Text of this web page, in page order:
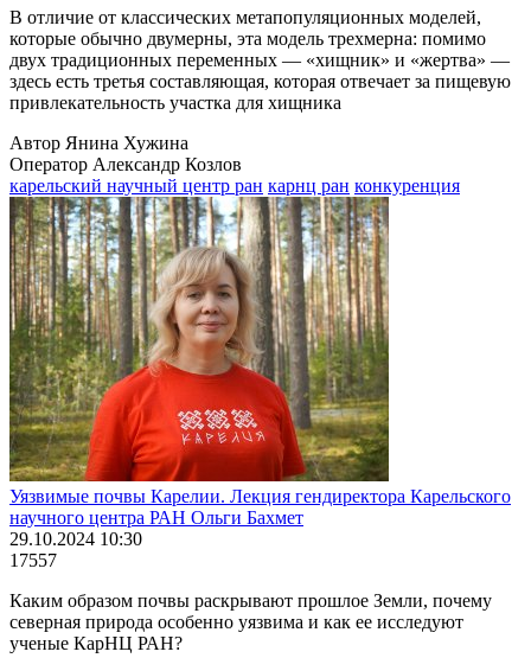
В отличие от классических метапопуляционных моделей,
которые обычно двумерны, эта модель трехмерна: помимо
двух традиционных переменных — «хищник» и «жертва» —
здесь есть третья составляющая, которая отвечает за пищевую
привлекательность участка для хищника
Автор Янина Хужина
Оператор Александр Козлов
карельский научный центр ран карнц ран конкуренция
Уязвимые почвы Карелии. Лекция гендиректора Карельского
научного центра РАН Ольги Бахмет
29.10.2024 10:30
17557
Каким образом почвы раскрывают прошлое Земли, почему
северная природа особенно уязвима и как ее исследуют
ученые КарНЦ РАН?